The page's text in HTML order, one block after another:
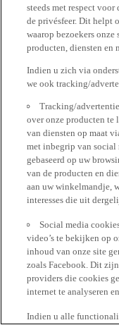
steeds met respect
de privésfeer. Dit helpt
waarop bezoekers onze
producten, diensten en
Indien u zich via
we ook tracking/
Tracking/
over onze producten te
van diensten op maat
met inbegrip van social
gebaseerd op uw
van de producten en
aan uw winkelmandje,
interesses die uit
Social media
video’s te bekijken op
inhoud van onze site
zoals Facebook. Dit
providers die cookies
internet te analyseren
Indien u alle